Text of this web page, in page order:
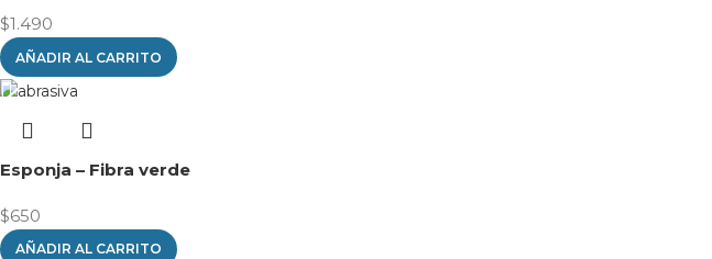
$1.490
AÑADIR AL CARRITO
Esponja – Fibra verde
$650
AÑADIR AL CARRITO